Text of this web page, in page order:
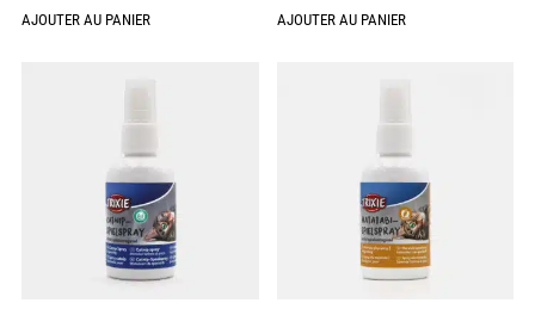
AJOUTER AU PANIER AJOUTER AU PANIER